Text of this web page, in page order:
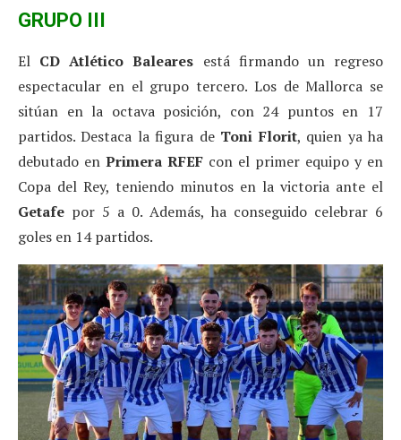
GRUPO III
El CD Atlético Baleares está firmando un regreso
espectacular en el grupo tercero. Los de Mallorca se
sitúan en la octava posición, con 24 puntos en 17
partidos. Destaca la figura de Toni Florit, quien ya ha
debutado en Primera RFEF con el primer equipo y en
Copa del Rey, teniendo minutos en la victoria ante el
Getafe por 5 a 0. Además, ha conseguido celebrar 6
goles en 14 partidos.